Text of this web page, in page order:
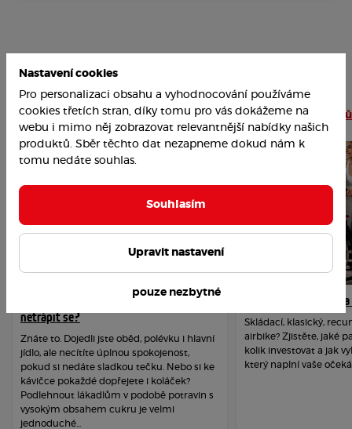
Nejoblíbenější články Číst více článků
Jak překonat závislost na cukru a
netrápit se?
Znáte to. Dojedli jste oběd, polévku i hlavní
jídlo, ale necítíte úplnou spokojenost,
pokud si nedáte sladkou tečku. Nebo si ke
kávičce pokaždé dopřejete i koláček?
Podlehnout lákadlům v podobě potravin s
vysokým obsahem cukru je velmi
jednoduché...
Jak vybrat rotoped
Skládací, klasický,
airbike? Zjistěte, jaké
kolik investovat a jak
který naplní vaše
Nastavení cookies
Pro personalizaci obsahu a vyhodnocování používáme
cookies třetích stran, díky tomu pro vás dokážeme na
webu i mimo něj zobrazovat relevantnější nabídky našich
produktů. Sběr těchto dat nezapneme dokud nám k
tomu nedáte souhlas.
Souhlasím
Upravit nastavení
pouze nezbytné